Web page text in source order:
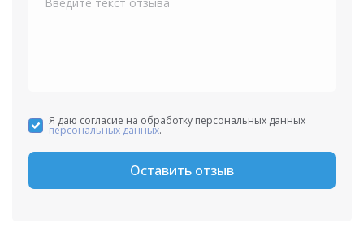
Я даю согласие на обработку персональных данных
персональных данных.
Оставить отзыв